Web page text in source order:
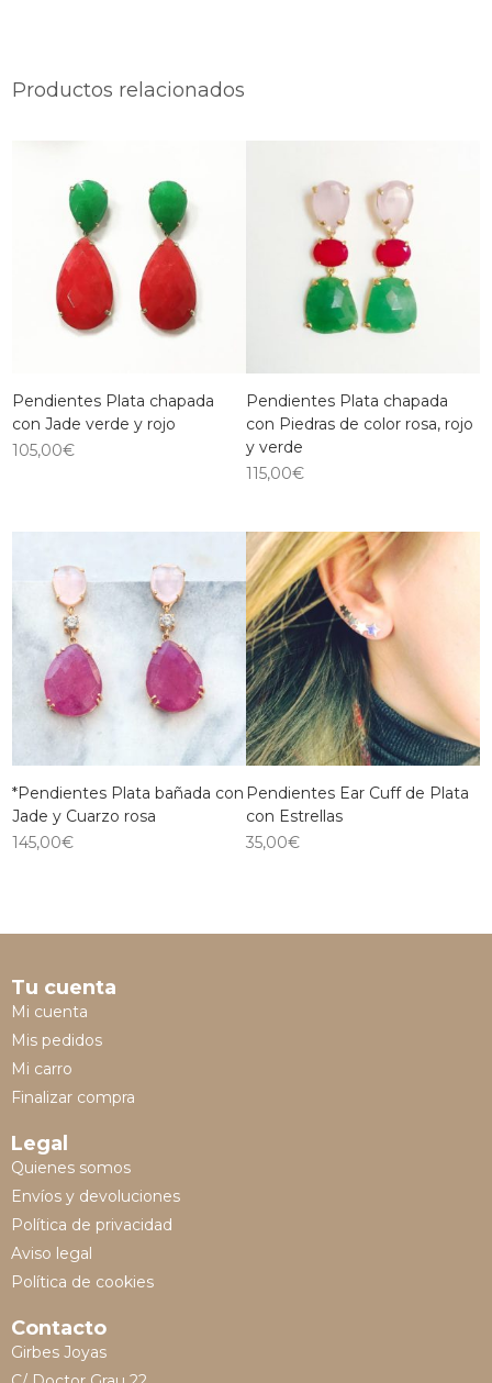
Productos relacionados
Pendientes Plata chapada
con Jade verde y rojo
105,00€
Pendientes Plata chapada
con Piedras de color rosa, rojo
y verde
115,00€
*Pendientes Plata bañada con
Jade y Cuarzo rosa
145,00€
Pendientes Ear Cuff de Plata
con Estrellas
35,00€
Tu cuenta
Mi cuenta
Mis pedidos
Mi carro
Finalizar compra
Legal
Quienes somos
Envíos y devoluciones
Política de privacidad
Aviso legal
Política de cookies
Contacto
Girbes Joyas